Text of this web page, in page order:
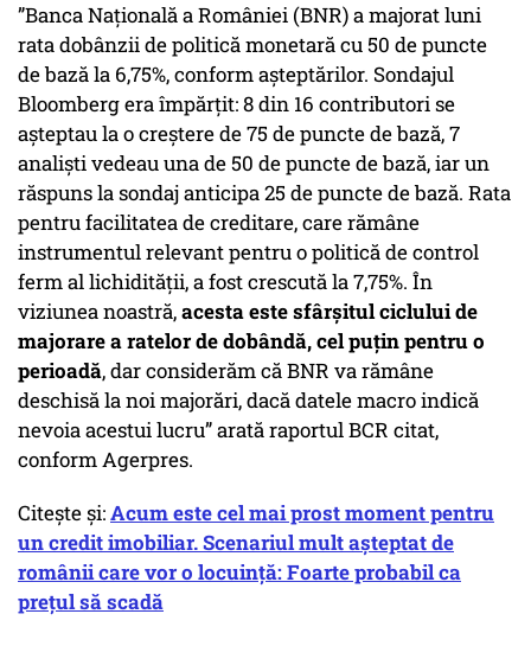
”Banca Naţională a României (BNR) a majorat luni
rata dobânzii de politică monetară cu 50 de puncte
de bază la 6,75%, conform aşteptărilor. Sondajul
Bloomberg era împărţit: 8 din 16 contributori se
aşteptau la o creştere de 75 de puncte de bază, 7
analişti vedeau una de 50 de puncte de bază, iar un
răspuns la sondaj anticipa 25 de puncte de bază. Rata
pentru facilitatea de creditare, care rămâne
instrumentul relevant pentru o politică de control
ferm al lichidităţii, a fost crescută la 7,75%. În
viziunea noastră,acesta este sfârşitul ciclului de
majorare a ratelor de dobândă, cel puţin pentru o
perioadă, dar considerăm că BNR va rămâne
deschisă la noi majorări, dacă datele macro indică
nevoia acestui lucru” arată raportul BCR citat,
conform Agerpres.
Citește și:Acum este cel mai prost moment pentru
un credit imobiliar. Scenariul mult așteptat de
românii care vor o locuință: Foarte probabil ca
prețul să scadă